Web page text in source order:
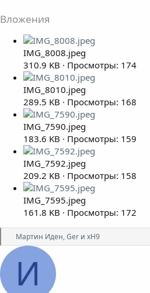
Вложения
IMG_8008.jpeg
310.9 KB · Просмотры: 174
IMG_8010.jpeg
289.5 KB · Просмотры: 168
IMG_7590.jpeg
183.6 KB · Просмотры: 159
IMG_7592.jpeg
209.2 KB · Просмотры: 158
IMG_7595.jpeg
161.8 KB · Просмотры: 172
Р
е
к
Мартин Иден,Ger и xH9
И